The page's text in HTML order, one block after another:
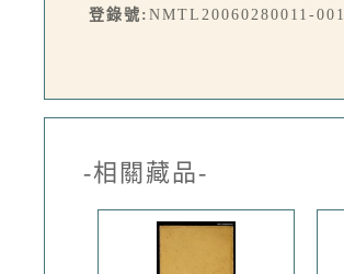
登錄號: NMTL20060280011-001
-相關藏品-